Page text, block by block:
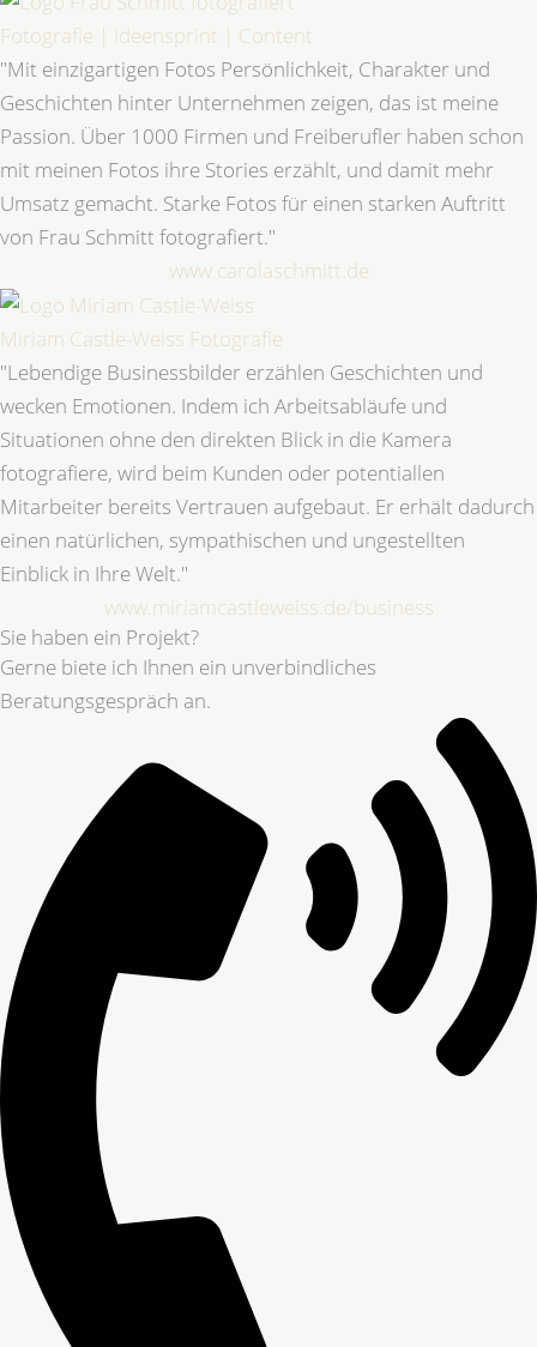
Fotografie | Ideensprint | Content
"Mit einzigartigen Fotos Persönlichkeit, Charakter und
Geschichten hinter Unternehmen zeigen, das ist meine
Passion. Über 1000 Firmen und Freiberufler haben schon
mit meinen Fotos ihre Stories erzählt, und damit mehr
Umsatz gemacht. Starke Fotos für einen starken Auftritt
von Frau Schmitt fotografiert."
www.carolaschmitt.de
Miriam Castle-Weiss Fotografie
"Lebendige Businessbilder erzählen Geschichten und
wecken Emotionen. Indem ich Arbeitsabläufe und
Situationen ohne den direkten Blick in die Kamera
fotografiere, wird beim Kunden oder potentiallen
Mitarbeiter bereits Vertrauen aufgebaut. Er erhält dadurch
einen natürlichen, sympathischen und ungestellten
Einblick in Ihre Welt."
www.miriamcastleweiss.de/business
Sie haben ein Projekt?
Gerne biete ich Ihnen ein unverbindliches
Beratungsgespräch an.